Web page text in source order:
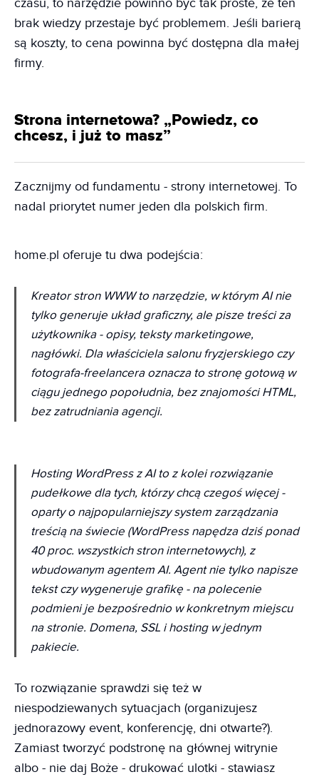
czasu, to narzędzie powinno być tak proste, że ten
brak wiedzy przestaje być problemem. Jeśli barierą
są koszty, to cena powinna być dostępna dla małej
firmy.
Strona internetowa? „Powiedz, co
chcesz, i już to masz”
Zacznijmy od fundamentu - strony internetowej. To
nadal priorytet numer jeden dla polskich firm.
home.pl oferuje tu dwa podejścia:
Kreator stron WWW to narzędzie, w którym AI nie
tylko generuje układ graficzny, ale pisze treści za
użytkownika - opisy, teksty marketingowe,
nagłówki. Dla właściciela salonu fryzjerskiego czy
fotografa-freelancera oznacza to stronę gotową w
ciągu jednego popołudnia, bez znajomości HTML,
bez zatrudniania agencji.
Hosting WordPress z AI to z kolei rozwiązanie
pudełkowe dla tych, którzy chcą czegoś więcej -
oparty o najpopularniejszy system zarządzania
treścią na świecie (WordPress napędza dziś ponad
40 proc. wszystkich stron internetowych), z
wbudowanym agentem AI. Agent nie tylko napisze
tekst czy wygeneruje grafikę - na polecenie
podmieni je bezpośrednio w konkretnym miejscu
na stronie. Domena, SSL i hosting w jednym
pakiecie.
To rozwiązanie sprawdzi się też w
niespodziewanych sytuacjach (organizujesz
jednorazowy event, konferencję, dni otwarte?).
Zamiast tworzyć podstronę na głównej witrynie
albo - nie daj Boże - drukować ulotki - stawiasz